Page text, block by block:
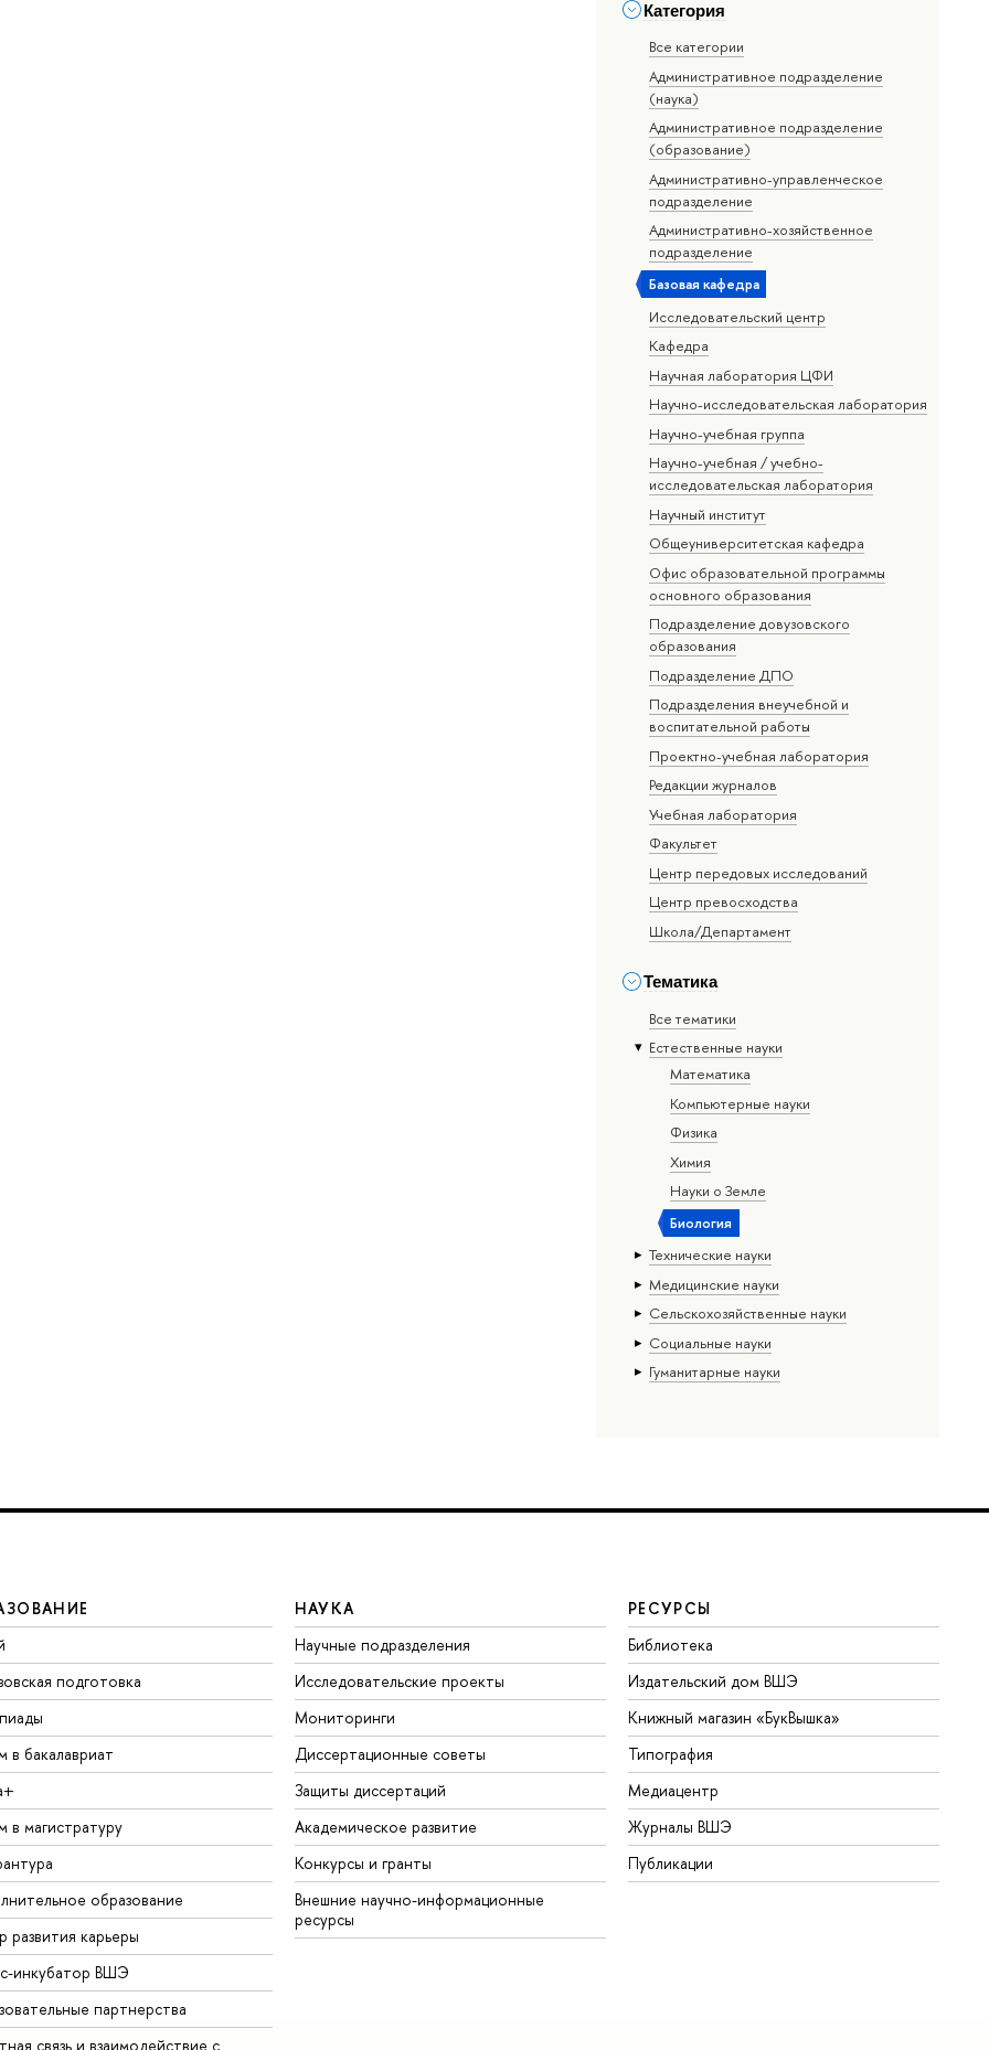
Категория
Все категории
Административное подразделение
(наука)
Административное подразделение
(образование)
Административно-управленческое
подразделение
Административно-хозяйственное
подразделение
Базовая кафедра
Исследовательский центр
Кафедра
Научная лаборатория ЦФИ
Научно-исследовательская лаборатория
Научно-учебная группа
Научно-учебная / учебно-
исследовательская лаборатория
Научный институт
Общеуниверситетская кафедра
Офис образовательной программы
основного образования
Подразделение довузовского
образования
Подразделение ДПО
Подразделения внеучебной и
воспитательной работы
Проектно-учебная лаборатория
Редакции журналов
Учебная лаборатория
Факультет
Центр передовых исследований
Центр превосходства
Школа/Департамент
Тематика
Все тематики
Естественные науки
Математика
Компьютерные науки
Физика
Химия
Науки о Земле
Биология
Тех­ничес­кие науки
Медицинские науки
Сельскохозяйственные науки
Социальные науки
Гуманитарные науки
подготовка
в бакалавриат
в магистратуру
образование
развития карьеры
инкубатор ВШЭ
партнерства
связь и взаимодействие с
НАУКА
Научные подразделения
Исследовательские проекты
Мониторинги
Диссертационные советы
Защиты диссертаций
Академическое развитие
Конкурсы и гранты
Внешние научно-информационные
ресурсы
РЕСУРСЫ
Библиотека
Издательский дом ВШЭ
Книжный магазин «БукВышка»
Типография
Медиацентр
Журналы ВШЭ
Публикации